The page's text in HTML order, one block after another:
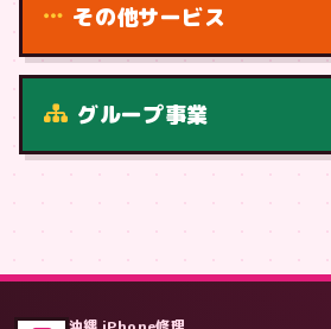
症状・内容から
その他サービス
グループ事業